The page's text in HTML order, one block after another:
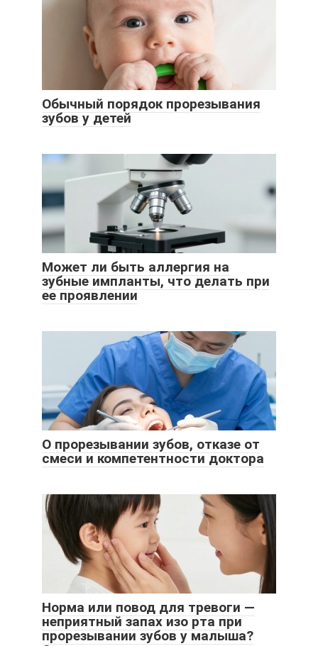
Обычный порядок прорезывания
зубов у детей
Может ли быть аллергия на
зубные импланты, что делать при
ее проявлении
О прорезывании зубов, отказе от
смеси и компетентности доктора
Норма или повод для тревоги —
неприятный запах изо рта при
прорезывании зубов у малыша?